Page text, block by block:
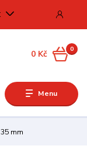
Menu
0
0 Kč
mm